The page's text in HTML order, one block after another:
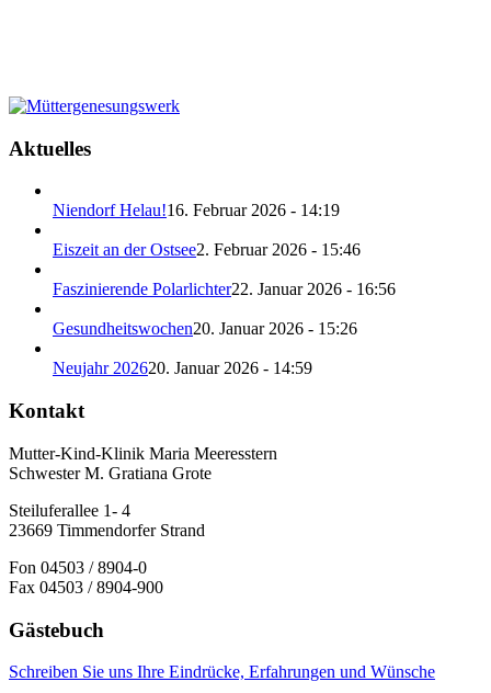
Aktuelles
Niendorf Helau!16. Februar 2026 - 14:19
Eiszeit an der Ostsee2. Februar 2026 - 15:46
Faszinierende Polarlichter22. Januar 2026 - 16:56
Gesundheitswochen20. Januar 2026 - 15:26
Neujahr 202620. Januar 2026 - 14:59
Kontakt
Mutter-Kind-Klinik Maria Meeresstern
Schwester M. Gratiana Grote
Steiluferallee 1- 4
23669 Timmendorfer Strand
Fon 04503 / 8904-0
Fax 04503 / 8904-900
Gästebuch
Schreiben Sie uns Ihre Eindrücke, Erfahrungen und Wünsche